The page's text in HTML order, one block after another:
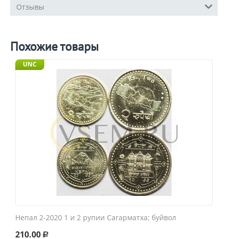
Отзывы
Похожие товары
UNC
Непал 2-2020 1 и 2 рупии Сагарматха; буйвол
210.00 Р